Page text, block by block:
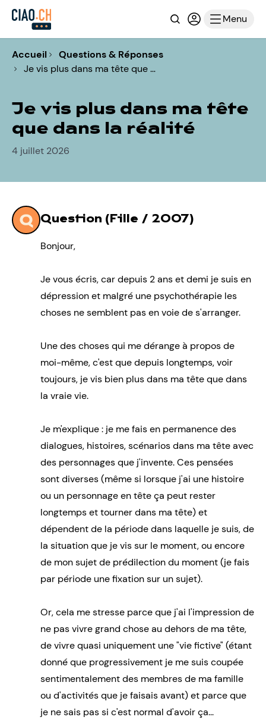
RechercheConnexion
Menu
Accueil
Questions & Réponses
Je vis plus dans ma tête que …
Je vis plus dans ma tête
que dans la réalité
4 juillet 2026
Question (Fille / 2007)
Bonjour,
Je vous écris, car depuis 2 ans et demi je suis en
dépression et malgré une psychothérapie les
choses ne semblent pas en voie de s'arranger.
Une des choses qui me dérange à propos de
moi-même, c'est que depuis longtemps, voir
toujours, je vis bien plus dans ma tête que dans
la vraie vie.
Je m'explique : je me fais en permanence des
dialogues, histoires, scénarios dans ma tête avec
des personnages que j'invente. Ces pensées
sont diverses (même si lorsque j'ai une histoire
ou un personnage en tête ça peut rester
longtemps et tourner dans ma tête) et
dépendent de la période dans laquelle je suis, de
la situation que je vis sur le moment, ou encore
de mon sujet de prédilection du moment (je fais
par période une fixation sur un sujet).
Or, cela me stresse parce que j'ai l'impression de
ne pas vivre grand chose au dehors de ma tête,
de vivre quasi uniquement une "vie fictive" (étant
donné que progressivement je me suis coupée
sentimentalement des membres de ma famille
ou d'activités que je faisais avant) et parce que
je ne sais pas si c'est normal d'avoir ça...